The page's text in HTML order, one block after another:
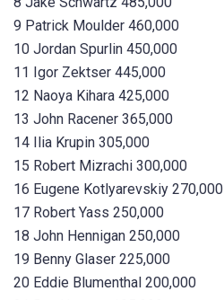
9 Patrick Moulder 460,000
10 Jordan Spurlin 450,000
11 Igor Zektser 445,000
12 Naoya Kihara 425,000
13 John Racener 365,000
14 Ilia Krupin 305,000
15 Robert Mizrachi 300,000
16 Eugene Kotlyarevskiy 270,000
17 Robert Yass 250,000
18 John Hennigan 250,000
19 Benny Glaser 225,000
20 Eddie Blumenthal 200,000